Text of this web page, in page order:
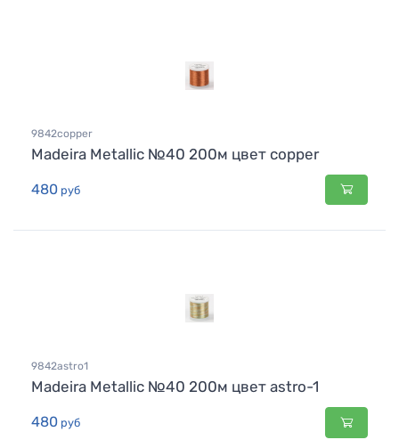
9842copper
Madeira Metallic №40 200м цвет copper
480 руб
9842astro1
Madeira Metallic №40 200м цвет astro-1
480 руб